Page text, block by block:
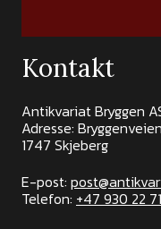
Kontakt
Antikvariat Bryggen
Adresse:
1747 Skjeberg
E-post:
Telefon: +47 930 22